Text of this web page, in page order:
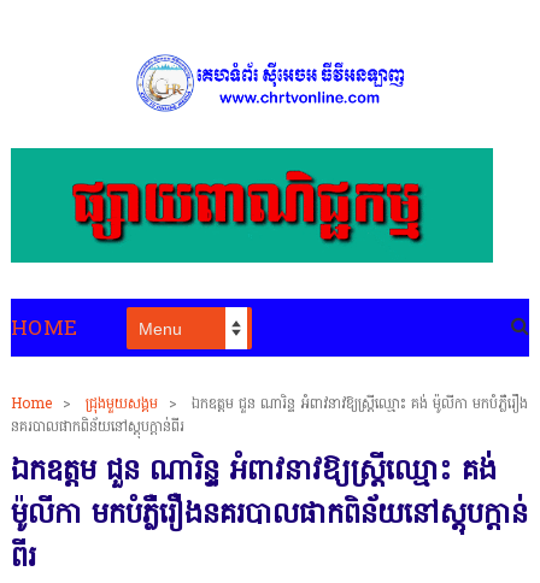
HOME
Home > ជ្រុងមួយសង្គម >
ឯកឧត្តម ជួន ណារិន្ទ អំពាវនាវឱ្យស្ត្រីឈ្មោះ គង់ ម៉ូលីកា មកបំភ្លឺរឿង
នគរបាលផាកពិន័យនៅស្តុបក្តាន់ពីរ
ឯកឧត្តម ជួន ណារិន្ទ អំពាវនាវឱ្យស្ត្រីឈ្មោះ គង់
ម៉ូលីកា មកបំភ្លឺរឿងនគរបាលផាកពិន័យនៅស្តុបក្តាន់
ពីរ